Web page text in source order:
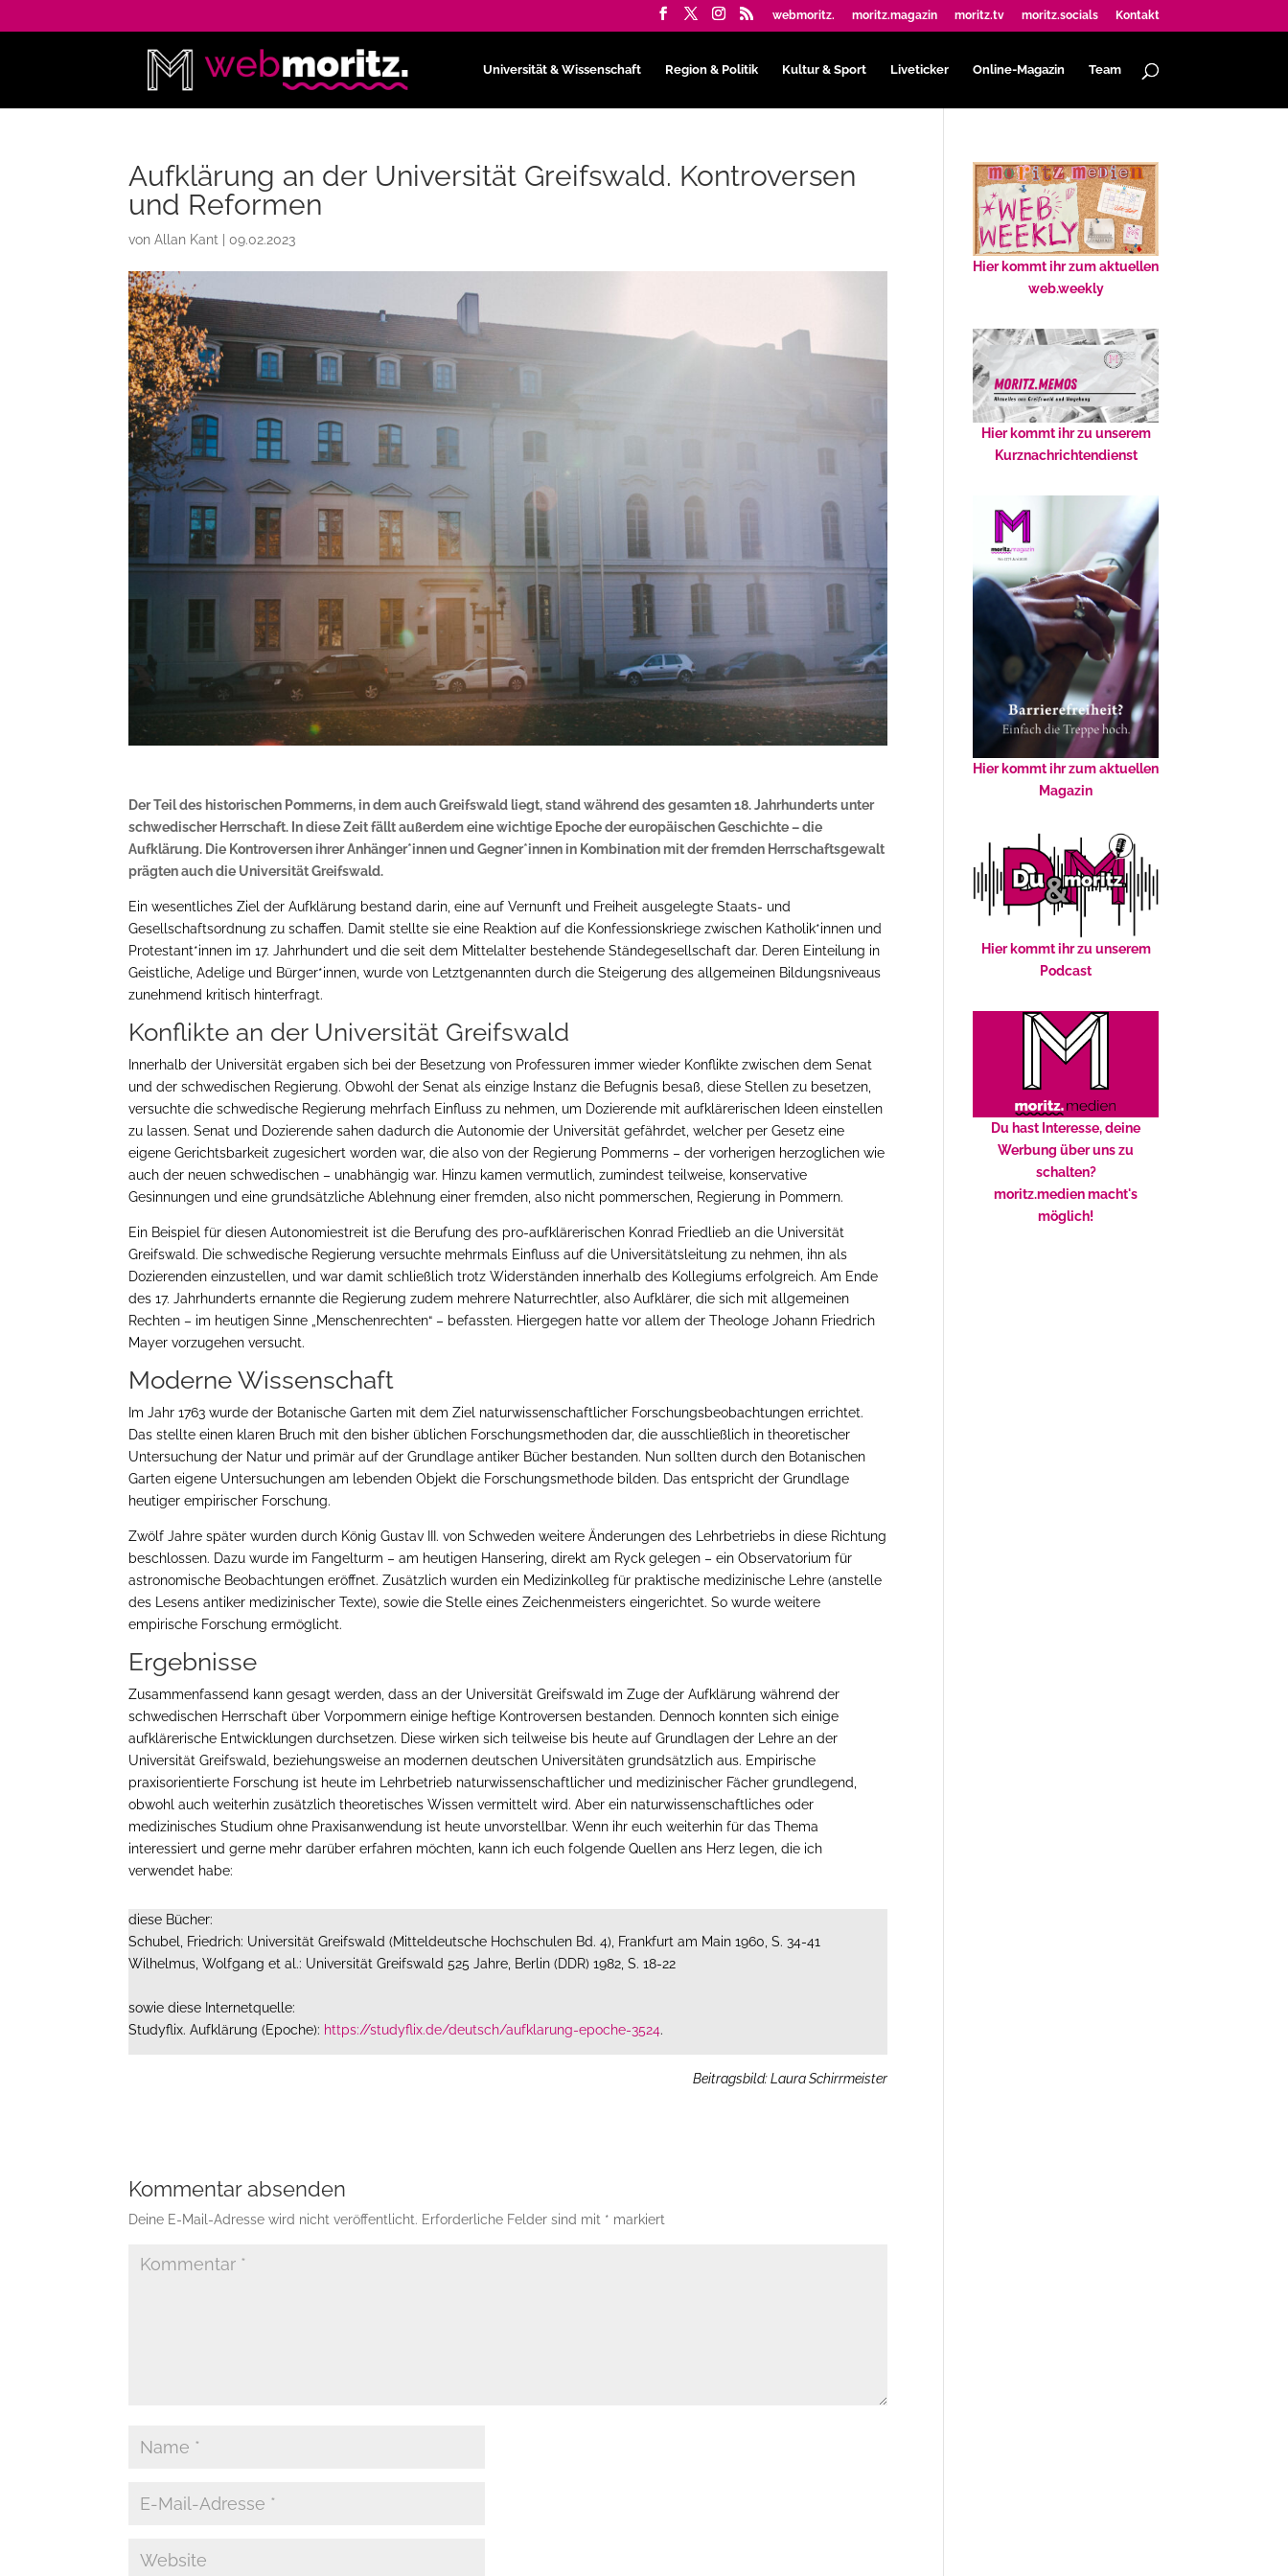
webmoritz. moritz.magazin moritz.tv moritz.socials Kontakt
Universität & Wissenschaft Region & Politik Kultur & Sport Liveticker Online-Magazin Team
Aufklärung an der Universität Greifswald. Kontroversen
und Reformen
vonAllan Kant |09.02.2023
Der Teil des historischen Pommerns, in dem auch Greifswald liegt, stand während des gesamten 18. Jahrhunderts unter
schwedischer Herrschaft. In diese Zeit fällt außerdem eine wichtige Epoche der europäischen Geschichte – die
Aufklärung. Die Kontroversen ihrer Anhänger*innen und Gegner*innen in Kombination mit der fremden Herrschaftsgewalt
prägten auch die Universität Greifswald.
Ein wesentliches Ziel der Aufklärung bestand darin, eine auf Vernunft und Freiheit ausgelegte Staats- und
Gesellschaftsordnung zu schaffen. Damit stellte sie eine Reaktion auf die Konfessionskriege zwischen Katholik*innen und
Protestant*innen im 17. Jahrhundert und die seit dem Mittelalter bestehende Ständegesellschaft dar. Deren Einteilung in
Geistliche, Adelige und Bürger*innen, wurde von Letztgenannten durch die Steigerung des allgemeinen Bildungsniveaus
zunehmend kritisch hinterfragt.
Konflikte an der Universität Greifswald
Innerhalb der Universität ergaben sich bei der Besetzung von Professuren immer wieder Konflikte zwischen dem Senat
und der schwedischen Regierung. Obwohl der Senat als einzige Instanz die Befugnis besaß, diese Stellen zu besetzen,
versuchte die schwedische Regierung mehrfach Einfluss zu nehmen, um Dozierende mit aufklärerischen Ideen einstellen
zu lassen. Senat und Dozierende sahen dadurch die Autonomie der Universität gefährdet, welcher per Gesetz eine
eigene Gerichtsbarkeit zugesichert worden war, die also von der Regierung Pommerns – der vorherigen herzoglichen wie
auch der neuen schwedischen – unabhängig war. Hinzu kamen vermutlich, zumindest teilweise, konservative
Gesinnungen und eine grundsätzliche Ablehnung einer fremden, also nicht pommerschen, Regierung in Pommern.
Ein Beispiel für diesen Autonomiestreit ist die Berufung des pro-aufklärerischen Konrad Friedlieb an die Universität
Greifswald. Die schwedische Regierung versuchte mehrmals Einfluss auf die Universitätsleitung zu nehmen, ihn als
Dozierenden einzustellen, und war damit schließlich trotz Widerständen innerhalb des Kollegiums erfolgreich. Am Ende
des 17. Jahrhunderts ernannte die Regierung zudem mehrere Naturrechtler, also Aufklärer, die sich mit allgemeinen
Rechten – im heutigen Sinne „Menschenrechten“ – befassten. Hiergegen hatte vor allem der Theologe Johann Friedrich
Mayer vorzugehen versucht.
Moderne Wissenschaft
Im Jahr 1763 wurde der Botanische Garten mit dem Ziel naturwissenschaftlicher Forschungsbeobachtungen errichtet.
Das stellte einen klaren Bruch mit den bisher üblichen Forschungsmethoden dar, die ausschließlich in theoretischer
Untersuchung der Natur und primär auf der Grundlage antiker Bücher bestanden. Nun sollten durch den Botanischen
Garten eigene Untersuchungen am lebenden Objekt die Forschungsmethode bilden. Das entspricht der Grundlage
heutiger empirischer Forschung.
Zwölf Jahre später wurden durch König Gustav III. von Schweden weitere Änderungen des Lehrbetriebs in diese Richtung
beschlossen. Dazu wurde im Fangelturm – am heutigen Hansering, direkt am Ryck gelegen – ein Observatorium für
astronomische Beobachtungen eröffnet. Zusätzlich wurden ein Medizinkolleg für praktische medizinische Lehre (anstelle
des Lesens antiker medizinischer Texte), sowie die Stelle eines Zeichenmeisters eingerichtet. So wurde weitere
empirische Forschung ermöglicht.
Ergebnisse
Zusammenfassend kann gesagt werden, dass an der Universität Greifswald im Zuge der Aufklärung während der
schwedischen Herrschaft über Vorpommern einige heftige Kontroversen bestanden. Dennoch konnten sich einige
aufklärerische Entwicklungen durchsetzen. Diese wirken sich teilweise bis heute auf Grundlagen der Lehre an der
Universität Greifswald, beziehungsweise an modernen deutschen Universitäten grundsätzlich aus. Empirische
praxisorientierte Forschung ist heute im Lehrbetrieb naturwissenschaftlicher und medizinischer Fächer grundlegend,
obwohl auch weiterhin zusätzlich theoretisches Wissen vermittelt wird. Aber ein naturwissenschaftliches oder
medizinisches Studium ohne Praxisanwendung ist heute unvorstellbar. Wenn ihr euch weiterhin für das Thema
interessiert und gerne mehr darüber erfahren möchten, kann ich euch folgende Quellen ans Herz legen, die ich
verwendet habe:
diese Bücher:
Schubel, Friedrich: Universität Greifswald (Mitteldeutsche Hochschulen Bd. 4), Frankfurt am Main 1960, S. 34-41
Wilhelmus, Wolfgang et al.: Universität Greifswald 525 Jahre, Berlin (DDR) 1982, S. 18-22
sowie diese Internetquelle:
Studyflix. Aufklärung (Epoche): https://studyflix.de/deutsch/aufklarung-epoche-3524.
Beitragsbild: Laura Schirrmeister
Kommentar absenden
Deine E-Mail-Adresse wird nicht veröffentlicht. Erforderliche Felder sind mit * markiert
Hier kommt ihr zum aktuellen
web.weekly
Hier kommt ihr zu unserem
Kurznachrichtendienst
Hier kommt ihr zum aktuellen
Magazin
Hier kommt ihr zu unserem
Podcast
Du hast Interesse, deine
Werbung über uns zu
schalten?
moritz.medien macht's
möglich!